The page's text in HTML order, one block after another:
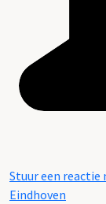
Stuur een reactie
Eindhoven